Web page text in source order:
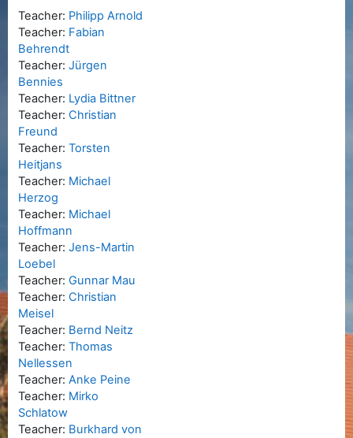
Teacher: Philipp Arnold
Teacher: Fabian
Behrendt
Teacher: Jürgen
Bennies
Teacher: Lydia Bittner
Teacher: Christian
Freund
Teacher: Torsten
Heitjans
Teacher: Michael
Herzog
Teacher: Michael
Hoffmann
Teacher: Jens-Martin
Loebel
Teacher: Gunnar Mau
Teacher: Christian
Meisel
Teacher: Bernd Neitz
Teacher: Thomas
Nellessen
Teacher: Anke Peine
Teacher: Mirko
Schlatow
Teacher: Burkhard von